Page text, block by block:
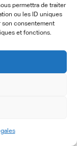
permettra de traiter
ou les ID uniques
son consentement
et fonctions.
en
des sites
les